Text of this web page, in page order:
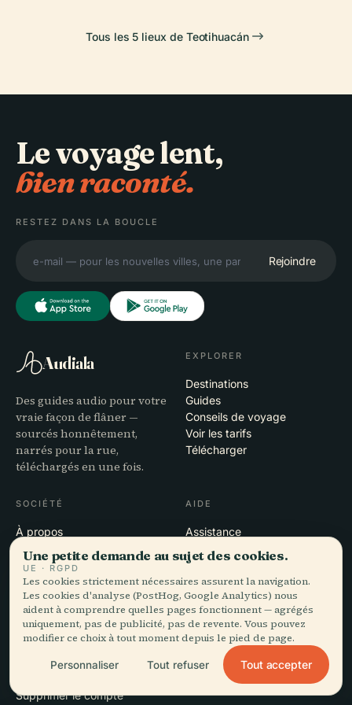
Tous les 5 lieux de Teotihuacán
Le voyage lent,
bien raconté.
RESTEZ DANS LA BOUCLE
Rejoindre
Audiala
Des guides audio pour votre
vraie façon de flâner —
sourcés honnêtement,
narrés pour la rue,
téléchargés en une fois.
EXPLORER
Destinations
Guides
Conseils de voyage
Voir les tarifs
Télécharger
SOCIÉTÉ
À propos
Processus éditorial
Mission
AIDE
Assistance
Dépannage de l'app
Contact
Devenir partenaire
MENTIONS LÉGALES
Confidentialité
Conditions
Supprimer le compte
Une petite demande au sujet des cookies.
UE · RGPD
Les cookies strictement nécessaires assurent la navigation.
Les cookies d'analyse (PostHog, Google Analytics) nous
aident à comprendre quelles pages fonctionnent — agrégés
uniquement, pas de publicité, pas de revente. Vous pouvez
modifier ce choix à tout moment depuis le pied de page.
Personnaliser Tout refuser Tout accepter